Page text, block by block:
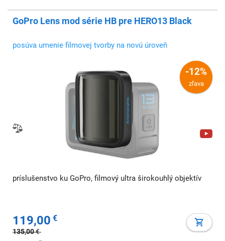
GoPro Lens mod série HB pre HERO13 Black
posúva umenie filmovej tvorby na novú úroveň
-12%
zľava
príslušenstvo ku GoPro, filmový ultra širokouhlý objektív
119,00 €
135,00€